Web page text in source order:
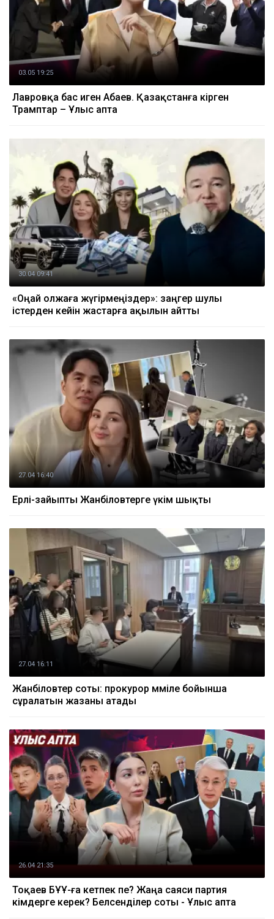
03.05 19:25
Лавровқа бас иген Абаев. Қазақстанға кірген
Трамптар – Ұлыс апта
30.04 09:41
«Оңай олжаға жүгірмеңіздер»: заңгер шулы
істерден кейін жастарға ақылын айтты
27.04 16:40
Ерлі-зайыпты Жанәбіловтерге үкім шықты
27.04 16:11
Жанәбіловтер соты: прокурор мәміле бойынша
сұралатын жазаны атады
26.04 21:35
Тоқаев БҰҰ-ға кетпек пе? Жаңа саяси партия
кімдерге керек? Белсенділер соты - Ұлыс апта